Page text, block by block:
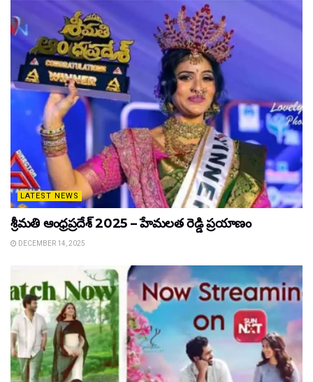
LATEST NEWS
శ్రీమతి ఆంధ్రప్రదేశ్ 2025 – హేమలత రెడ్డి ప్రయాణం
DECEMBER 14, 2025